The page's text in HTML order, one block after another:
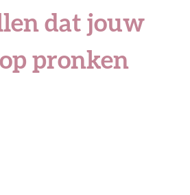
dat jouw
pronken